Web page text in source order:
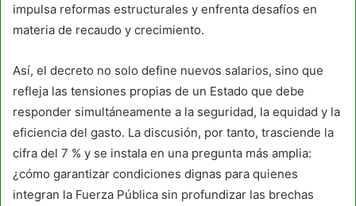
impulsa reformas estructurales y enfrenta desafíos en
materia de recaudo y crecimiento.
Así, el decreto no solo define nuevos salarios, sino que
refleja las tensiones propias de un Estado que debe
responder simultáneamente a la seguridad, la equidad y la
eficiencia del gasto. La discusión, por tanto, trasciende la
cifra del 7 % y se instala en una pregunta más amplia:
¿cómo garantizar condiciones dignas para quienes
integran la Fuerza Pública sin profundizar las brechas